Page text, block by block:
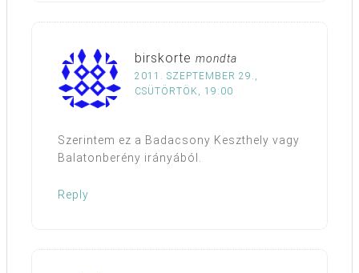
birskorte mondta
2011. SZEPTEMBER 29.,
CSÜTÖRTÖK, 19:00
Szerintem ez a Badacsony Keszthely vagy
Balatonberény irányából.
Reply